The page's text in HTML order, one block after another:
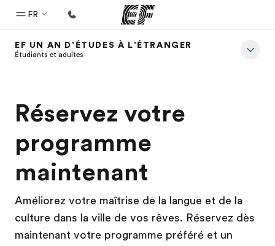
FR
Accueil
Programmes
Nos offres
Bureaux
Trouver un bureau
Qui sommes-nous ?
EF recrute
EF UN AN D’ÉTUDES À L’ÉTRANGER
Étudiants et adultes
Réservez votre
programme
maintenant
Améliorez votre maîtrise de la langue et de la
culture dans la ville de vos rêves. Réservez dès
maintenant votre programme préféré et un